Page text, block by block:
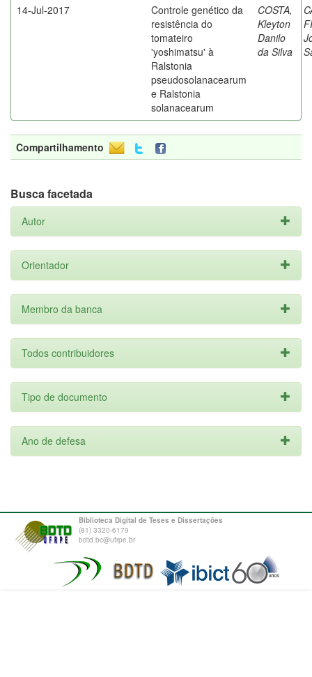
14-Jul-2017
Controle genético da
resistência do
tomateiro
'yoshimatsu' à
Ralstonia
pseudosolanacearum
e Ralstonia
solanacearum
COSTA,
Kleyton
Danilo
da Silva
Compartilhamento
Busca facetada
Autor
Orientador
Membro da banca
Todos contribuidores
Tipo de documento
Ano de defesa
Biblioteca Digital de Teses e Dissertações
(81) 3320-6179
bdtd.bc@ufrpe.br